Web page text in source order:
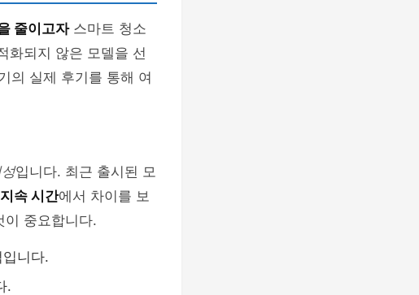
줄이고자스마트 청소
화되지 않은 모델을 선
의 실제 후기를 통해 여
입니다. 최근 출시된 모
속 시간에서 차이를 보
이 중요합니다.
니다.
.